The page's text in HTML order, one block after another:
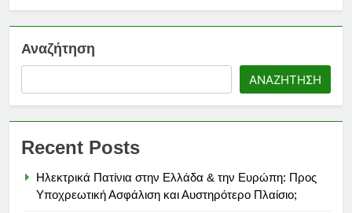
Αναζήτηση
ΑΝΑΖΉΤΗΣΗ
Recent Posts
Ηλεκτρικά Πατίνια στην Ελλάδα & την Ευρώπη: Προς
Υποχρεωτική Ασφάλιση και Αυστηρότερο Πλαίσιο;